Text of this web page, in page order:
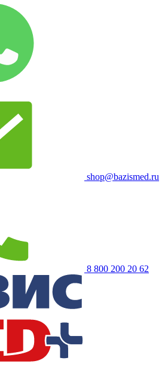
shop@bazismed.ru
8 800 200 20 62